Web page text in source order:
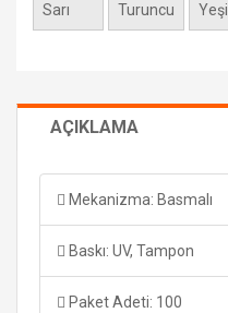
Sarı Turuncu Yeşil
AÇIKLAMA
Mekanizma: Basmalı
Baskı: UV, Tampon
Paket Adeti: 100